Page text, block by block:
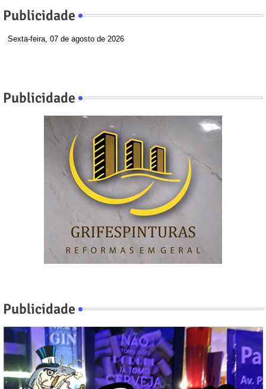
Publicidade
Sexta-feira, 07 de agosto de 2026
Publicidade
Publicidade